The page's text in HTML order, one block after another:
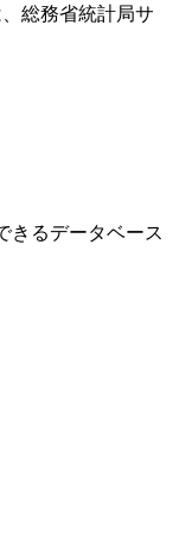
総務省統計局サ
きるデータベース